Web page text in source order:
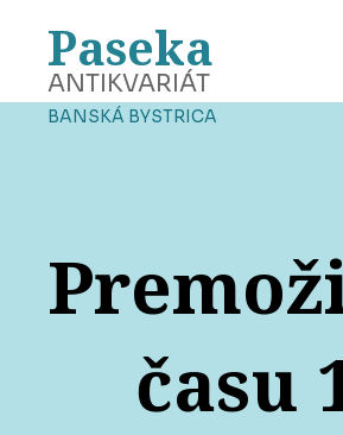
Paseka
ANTIKVARIÁT
BANSKÁ BYSTRICA
času